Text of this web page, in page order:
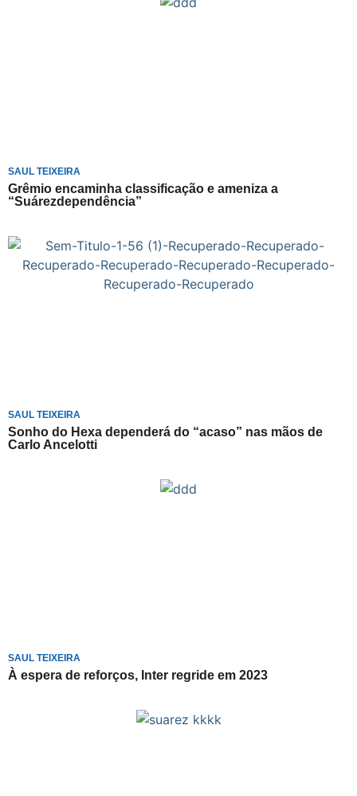
SAUL TEIXEIRA
Grêmio encaminha classificação e ameniza a
“Suárezdependência”
SAUL TEIXEIRA
Sonho do Hexa dependerá do “acaso” nas mãos de
Carlo Ancelotti
SAUL TEIXEIRA
À espera de reforços, Inter regride em 2023